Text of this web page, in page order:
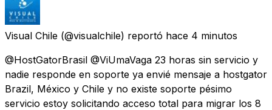
Visual Chile (@visualchile) reportó hace 4 minutos
@HostGatorBrasil @ViUmaVaga 23 horas sin servicio y
nadie responde en soporte ya envié mensaje a hostgator
Brazil, México y Chile y no existe soporte pésimo
servicio estoy solicitando acceso total para migrar los 8